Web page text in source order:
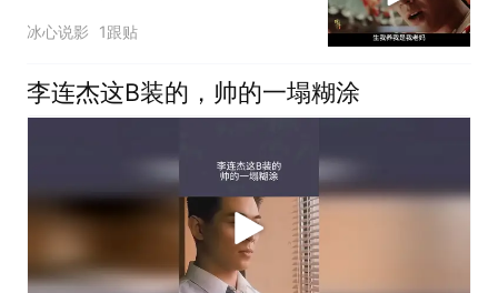
朽传奇，经典无法逾越
冰心说影 1跟贴
李连杰这B装的，帅的一塌糊涂